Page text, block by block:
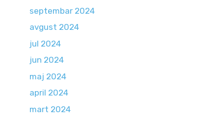
septembar 2024
avgust 2024
jul 2024
jun 2024
maj 2024
april 2024
mart 2024